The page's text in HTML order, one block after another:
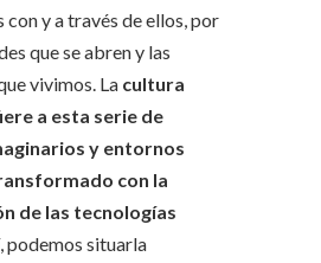
y a través de ellos, por
que se abren y las
vivimos. La cultura
a esta serie de
y entornos
con la
de las tecnologías
podemos situarla